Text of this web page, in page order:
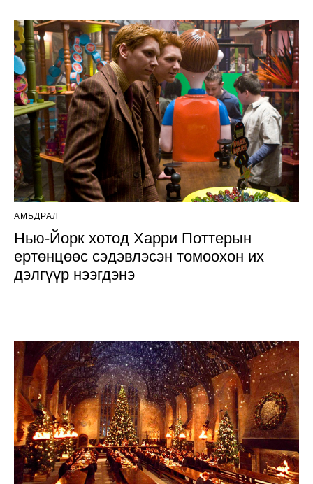
АМЬДРАЛ
Нью-Йорк хотод Харри Поттерын
ертөнцөөс сэдэвлэсэн томоохон их
дэлгүүр нээгдэнэ